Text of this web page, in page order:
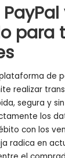
para
de
realizar
segura y
los
con los
radica en